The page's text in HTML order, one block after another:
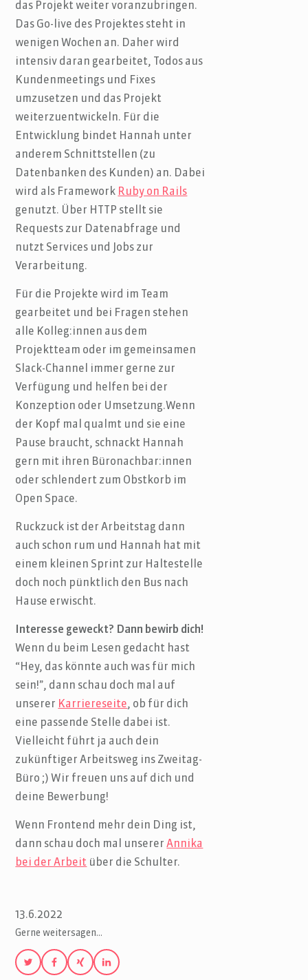
das Projekt weiter voranzubringen.
Das Go-live des Projektes steht in
wenigen Wochen an. Daher wird
intensiv daran gearbeitet, Todos aus
Kundenmeetings und Fixes
umzusetzen und das Projekt
weiterzuentwickeln. Für die
Entwicklung bindet Hannah unter
anderem Schnittstellen (zu
Datenbanken des Kunden) an. Dabei
wird als Framework Ruby on Rails
genutzt. Über HTTP stellt sie
Requests zur Datenabfrage und
nutzt Services und Jobs zur
Verarbeitung.
Für die Projekte wird im Team
gearbeitet und bei Fragen stehen
alle Kolleg:innen aus dem
Projektteam oder im gemeinsamen
Slack-Channel immer gerne zur
Verfügung und helfen bei der
Konzeption oder Umsetzung.Wenn
der Kopf mal qualmt und sie eine
Pause braucht, schnackt Hannah
gern mit ihren Büronachbar:innen
oder schlendert zum Obstkorb im
Open Space.
Ruckzuck ist der Arbeitstag dann
auch schon rum und Hannah hat mit
einem kleinen Sprint zur Haltestelle
doch noch pünktlich den Bus nach
Hause erwischt.
Interesse geweckt? Dann bewirb dich!
Wenn du beim Lesen gedacht hast
“Hey, das könnte auch was für mich
sein!”, dann schau doch mal auf
unserer Karriereseite, ob für dich
eine passende Stelle dabei ist.
Vielleicht führt ja auch dein
zukünftiger Arbeitsweg ins Zweitag-
Büro ;) Wir freuen uns auf dich und
deine Bewerbung!
Wenn Frontend mehr dein Ding ist,
dann schau doch mal unsererAnnika
bei der Arbeit über die Schulter.
13.6.2022
Gerne weitersagen…